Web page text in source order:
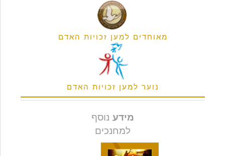
מאוחדים למען זכויות האדם
נוער למען זכויות האדם
מידע נוסף
למחנכים